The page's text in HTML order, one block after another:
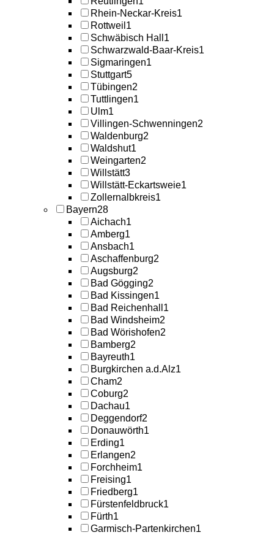
Rhein-Neckar-Kreis1
Rottweil 1
Schwäbisch Hall 1
Schwarzwald-Baar-Kreis1
Sigmaringen1
Stuttgart5
Tübingen2
Tuttlingen1
Ulm1
Villingen-Schwenningen2
Waldenburg2
Waldshut1
Weingarten2
Willstätt3
Willstätt-Eckartsweie1
Zollernalbkreis1
Bayern28
Aichach1
Amberg1
Ansbach1
Aschaffenburg2
Augsburg2
Bad Gögging2
Bad Kissingen1
Bad Reichenhall 1
Bad Windsheim2
Bad Wörishofen2
Bamberg2
Bayreuth1
Burgkirchen a.d.Alz1
Cham2
Coburg2
Dachau1
Deggendorf2
Donauwörth1
Erding1
Erlangen2
Forchheim1
Freising1
Friedberg1
Fürstenfeldbruck1
Fürth1
Garmisch-Partenkirchen1